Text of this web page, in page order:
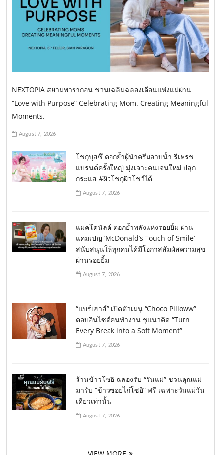
NEXTOPIA สยามพารากอน ชวนเฉลิมฉลองเดือนแห่งแม่ผ่าน
“Love with Purpose” Celebrating Mom. Creating Meaningful
Moments.
August 7, 2026
โชกุบุสซึ ตอกย้ำผู้นำครีมอาบน้ำ รีเฟรช
แบรนด์ครั้งใหญ่ มุ่งเจาะคนเจนใหม่ ปลุก
กระแส #ผิวโชกุผิวโชว์ได้
August 7, 2026
แมคโดนัลด์ ตอกย้ำพลังแห่งรอยยิ้ม ผ่าน
แคมเปญ ‘McDonald’s Touch of Smile’
สนับสนุนให้ทุกคนได้มีโอกาสสัมผัสความสุข
ผ่านรอยยิ้ม
August 7, 2026
“แบร์เฮาส์” เปิดตัวเมนู “Choco Pilloww”
ตอบอินไซด์คนทำงาน ชูแนวคิด “Turn
Every Break into a Soft Moment”
August 7, 2026
ร้านข้าวโซอิ ฉลองรับ “วันแม่” ชวนคุณแม่
มารับ “ข้าวซอยไก่โซอิ” ฟรี เฉพาะวันแม่วัน
เดียวเท่านั้น
August 7, 2026